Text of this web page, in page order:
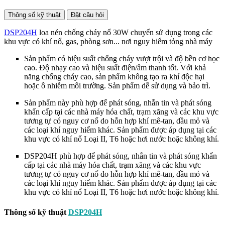
Thông số kỹ thuật Đặt câu hỏi
DSP204H loa nén chống cháy nổ 30W chuyển sử dụng trong các
khu vực có khí nổ, gas, phòng sơn... nơi nguy hiểm tỏng nhà máy
Sản phẩm có hiệu suất chống cháy vượt trội và độ bền cơ học
cao. Độ nhạy cao và hiệu suất điện/âm thanh tốt. Với khả
năng chống cháy cao, sản phẩm không tạo ra khí độc hại
hoặc ô nhiễm môi trường. Sản phẩm dễ sử dụng và bảo trì.
Sản phẩm này phù hợp để phát sóng, nhắn tin và phát sóng
khẩn cấp tại các nhà máy hóa chất, trạm xăng và các khu vực
tương tự có nguy cơ nổ do hỗn hợp khí mê-tan, dầu mỏ và
các loại khí nguy hiểm khác. Sản phẩm được áp dụng tại các
khu vực có khí nổ Loại II, T6 hoặc hơi nước hoặc không khí.
DSP204H phù hợp để phát sóng, nhắn tin và phát sóng khẩn
cấp tại các nhà máy hóa chất, trạm xăng và các khu vực
tương tự có nguy cơ nổ do hỗn hợp khí mê-tan, dầu mỏ và
các loại khí nguy hiểm khác. Sản phẩm được áp dụng tại các
khu vực có khí nổ Loại II, T6 hoặc hơi nước hoặc không khí.
Thông số kỹ thuật DSP204H